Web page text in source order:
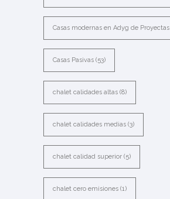
Casas modernas en Adyg de Proyectas
Casas Pasivas (53)
chalet calidades altas (8)
chalet calidades medias (3)
chalet calidad superior (5)
chalet cero emisiones (1)